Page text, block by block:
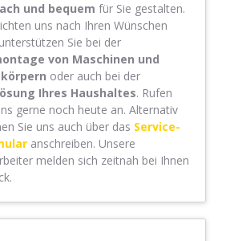
und bequem für Sie gestalten.
uns nach Ihren Wünschen
Sie bei der
von Maschinen und
oder auch bei der
Ihres Haushaltes. Rufen
gerne noch heute an. Alternativ
Sie uns auch über das Service-
anschreiben. Unsere
melden sich zeitnah bei Ihnen